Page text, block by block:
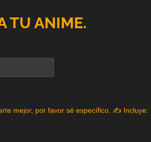
TU ANIME.
mejor, por favor sé específico. ✍️ Incluye: